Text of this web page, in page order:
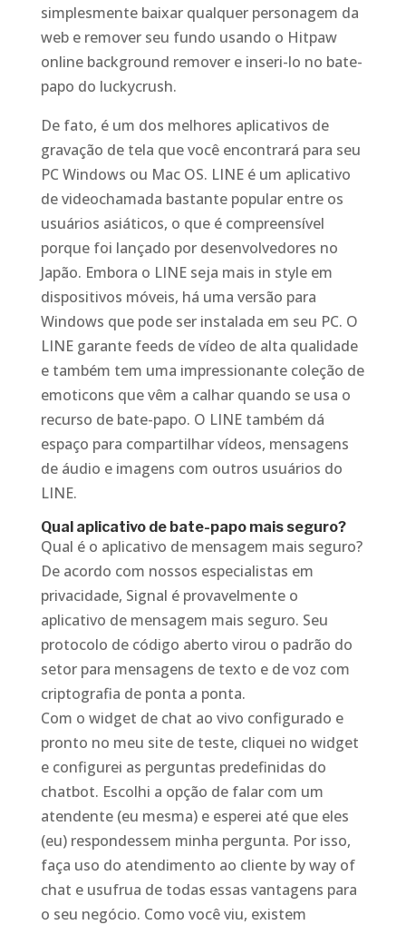
simplesmente baixar qualquer personagem da
web e remover seu fundo usando o Hitpaw
online background remover e inseri-lo no bate-
papo do luckycrush.
De fato, é um dos melhores aplicativos de
gravação de tela que você encontrará para seu
PC Windows ou Mac OS. LINE é um aplicativo
de videochamada bastante popular entre os
usuários asiáticos, o que é compreensível
porque foi lançado por desenvolvedores no
Japão. Embora o LINE seja mais in style em
dispositivos móveis, há uma versão para
Windows que pode ser instalada em seu PC. O
LINE garante feeds de vídeo de alta qualidade
e também tem uma impressionante coleção de
emoticons que vêm a calhar quando se usa o
recurso de bate-papo. O LINE também dá
espaço para compartilhar vídeos, mensagens
de áudio e imagens com outros usuários do
LINE.
Qual aplicativo de bate-papo mais seguro?
Qual é o aplicativo de mensagem mais seguro?
De acordo com nossos especialistas em
privacidade, Signal é provavelmente o
aplicativo de mensagem mais seguro. Seu
protocolo de código aberto virou o padrão do
setor para mensagens de texto e de voz com
criptografia de ponta a ponta.
Com o widget de chat ao vivo configurado e
pronto no meu site de teste, cliquei no widget
e configurei as perguntas predefinidas do
chatbot. Escolhi a opção de falar com um
atendente (eu mesma) e esperei até que eles
(eu) respondessem minha pergunta. Por isso,
faça uso do atendimento ao cliente by way of
chat e usufrua de todas essas vantagens para
o seu negócio. Como você viu, existem